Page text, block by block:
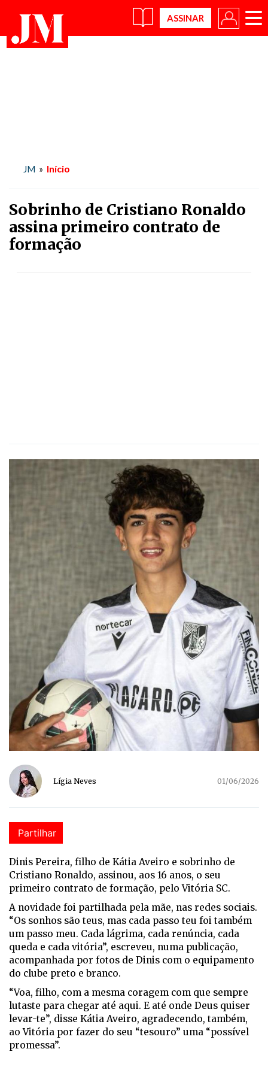
×
JM » Início
Sobrinho de Cristiano Ronaldo
assina primeiro contrato de
formação
Lígia Neves 01/06/2026
Partilhar
Dinis Pereira, filho de Kátia Aveiro e sobrinho de
Cristiano Ronaldo, assinou, aos 16 anos, o seu
primeiro contrato de formação, pelo Vitória SC.
A novidade foi partilhada pela mãe, nas redes sociais.
“Os sonhos são teus, mas cada passo teu foi também
um passo meu. Cada lágrima, cada renúncia, cada
queda e cada vitória”, escreveu, numa publicação,
acompanhada por fotos de Dinis com o equipamento
do clube preto e branco.
“Voa, filho, com a mesma coragem com que sempre
lutaste para chegar até aqui. E até onde Deus quiser
levar-te”, disse Kátia Aveiro, agradecendo, também,
ao Vitória por fazer do seu “tesouro” uma “possível
promessa”.